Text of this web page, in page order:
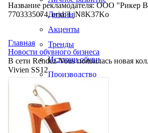
Дизайн
Акценты
Тренды
Истории обуви
Производство
Название рекламодателя: ООО "Рикер
7703335074, erid: LjN8K37Ko
Главная
Новости обувного бизнеса
В сети Rendez-Vous появилась новая
Vivien SS12